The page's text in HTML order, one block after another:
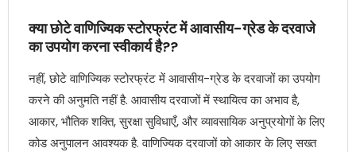
क्या छोटे वाणिज्यिक स्टोरफ्रंट में आवासीय-ग्रेड के दरवाजे
का उपयोग करना स्वीकार्य है??
नहीं, छोटे वाणिज्यिक स्टोरफ्रंट में आवासीय-ग्रेड के दरवाजों का उपयोग
करने की अनुमति नहीं है. आवासीय दरवाजों में स्थायित्व का अभाव है,
आकार, भौतिक शक्ति, सुरक्षा सुविधाएँ, और व्यावसायिक अनुप्रयोगों के लिए
कोड अनुपालन आवश्यक है. वाणिज्यिक दरवाजों को आकार के लिए सख्त